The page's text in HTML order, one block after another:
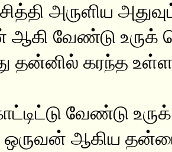
அருளிய
ஆகி வேண்டு
தன்னில் கரந்த
வேண்டு
ஆகிய